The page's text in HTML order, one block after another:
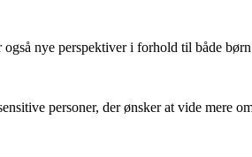
nye perspektiver i forhold til både
personer, der ønsker at vide mere